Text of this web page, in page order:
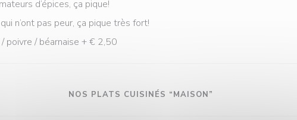
d’épices, ça pique!
qui n’ont pas peur, ça pique très fort!
/ poivre / béarnaise + € 2,50
NOS PLATS CUISINÉS “MAISON”